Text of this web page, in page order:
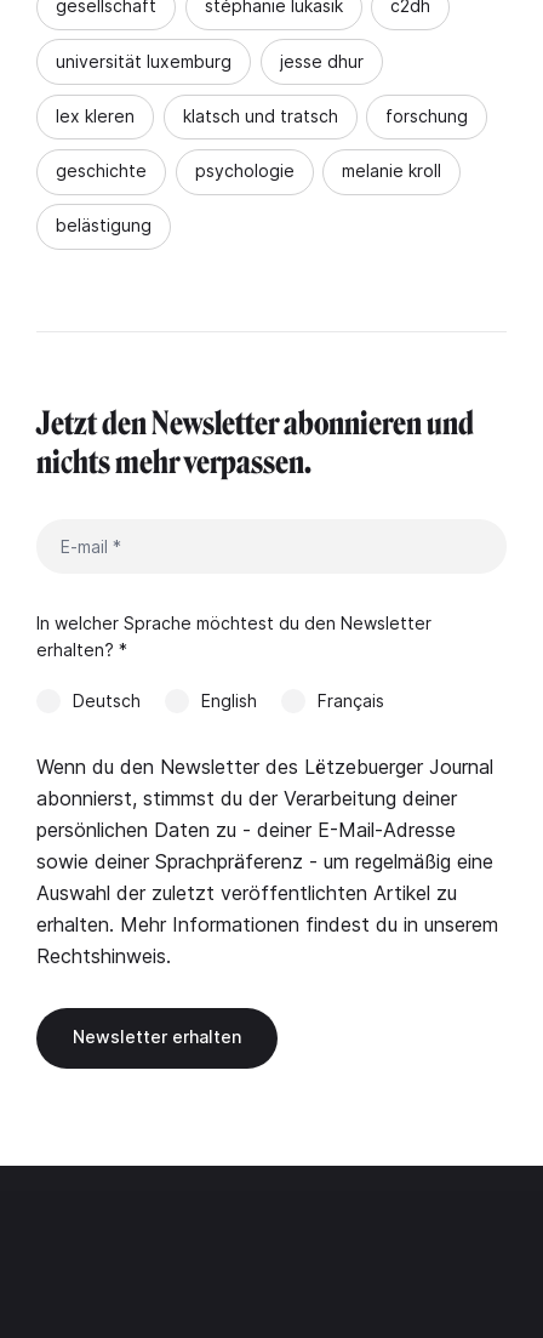
gesellschaft stéphanie lukasik c2dh
universität luxemburg jesse dhur
lex kleren klatsch und tratsch forschung
geschichte psychologie melanie kroll
belästigung
Jetzt den Newsletter abonnieren und
nichts mehr verpassen.
In welcher Sprache möchtest du den Newsletter
erhalten? *
Deutsch English Français
Wenn du den Newsletter des Lëtzebuerger Journal
abonnierst, stimmst du der Verarbeitung deiner
persönlichen Daten zu - deiner E-Mail-Adresse
sowie deiner Sprachpräferenz - um regelmäßig eine
Auswahl der zuletzt veröffentlichten Artikel zu
erhalten. Mehr Informationen findest du in unserem
Rechtshinweis.